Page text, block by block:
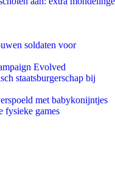
soldaten voor
Evolved
staatsburgerschap bij
met babykonijntjes
fysieke games